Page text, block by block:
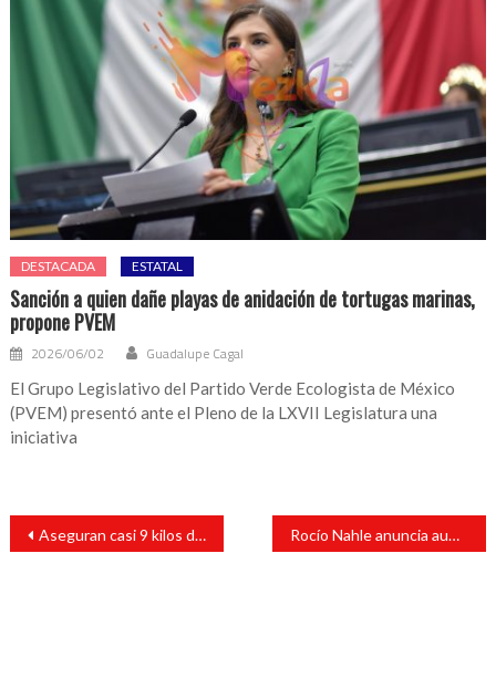
DESTACADA ESTATAL
Sanción a quien dañe playas de anidación de tortugas marinas,
propone PVEM
2026/06/02 Guadalupe Cagal
El Grupo Legislativo del Partido Verde Ecologista de México
(PVEM) presentó ante el Pleno de la LXVII Legislatura una
iniciativa
Navegación
entradas
Aseguran casi 9 kilos de cocaína escondida en silla de ruedas en el AICM; hay un detenido Rocío Nahle anuncia aumento al salario para maestros en Veracruz